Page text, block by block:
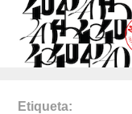
Etiqueta